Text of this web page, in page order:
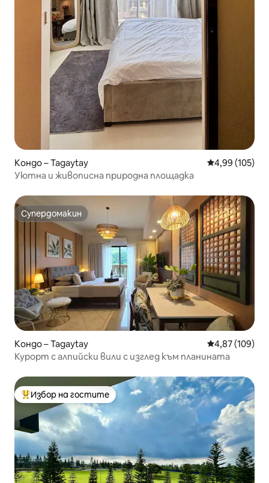
Кондо – Tagaytay Средна
4,99 (105)
Уютна и живописна природна площадка
Супердомакин
Супердомакин
Кондо – Tagaytay Средна
4,87 (109)
Курорт с алпийски вили с изглед към планината
Най-популярен избор на гостите
Избор на гостите